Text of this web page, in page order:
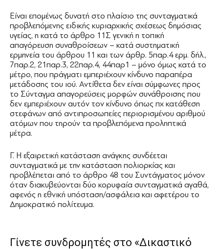
Είναι επομένως δυνατή στο πλαίσιο της συνταγματικά
προβλεπόμενης ειδικής κυριαρχικής σχέσεως δημόσιας
υγείας, η κατά το άρθρο 11Σ γενική η τοπική
απαγόρευση συναθροίσεων – κατά συστηματική
ερμηνεία του άρθρου 11 και των άρθρ. 5παρ.4 ερμ. δήλ.,
7παρ.2, 21παρ.3, 22παρ.4, 44παρ1 – μόνο όμως κατά το
μέτρο, που πράγματι εμπεριέχουν κίνδυνο παραπέρα
μετάδοσης του ιού. Αντίθετα δεν είναι σύμφωνες προς
το Σύνταγμα απαγορεύσεις μορφών συνάθροισης που
δεν εμπεριέχουν αυτόν τον κίνδυνο όπως πχ κατάθεση
στεφάνων από αντιπροσωπείες περιορισμένου αριθμού
ατόμων που τηρούν τα προβλεπόμενα προληπτικά
μέτρα.
Γ. Η εξαιρετική κατάσταση ανάγκης συνδέεται
συνταγματικά με την κατάσταση πολιορκίας και
προβλέπεται από το άρθρο 48 του Συντάγματος μόνον
όταν διακυβεύονται δύο κορυφαία συνταγματικά αγαθά,
αφενός η εθνική υπόσταση/ασφάλεια και αφετέρου το
Δημοκρατικό πολίτευμα.
Γίνετε συνδρομητές στο «Δικαστικό